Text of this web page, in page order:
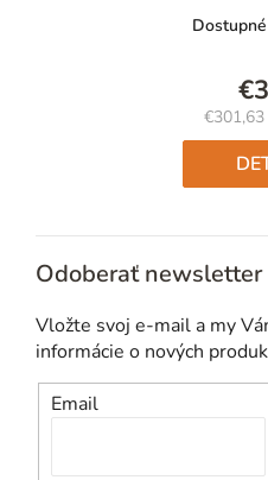
€301,63
Odoberať newsletter
Vložte svoj e-mail a my
informácie o nových
Email